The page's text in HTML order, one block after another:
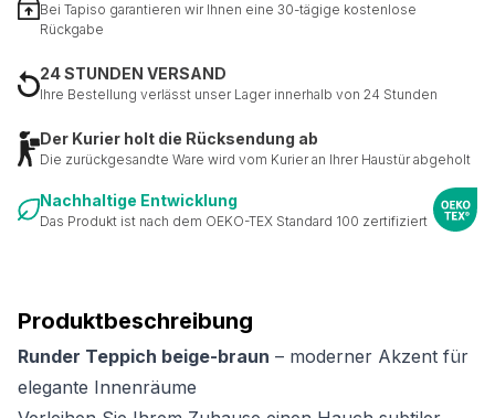
Produktbeschreibung
Runder Teppich beige-braun – moderner Akzent für
elegante Innenräume
Bei Tapiso garantieren wir Ihnen eine 30-tägige kostenlose
Rückgabe
24 STUNDEN VERSAND
Ihre Bestellung verlässt unser Lager innerhalb von 24 Stunden
Der Kurier holt die Rücksendung ab
Die zurückgesandte Ware wird vom Kurier an Ihrer Haustür abgeholt
Nachhaltige Entwicklung
Das Produkt ist nach dem OEKO-TEX Standard 100 zertifiziert